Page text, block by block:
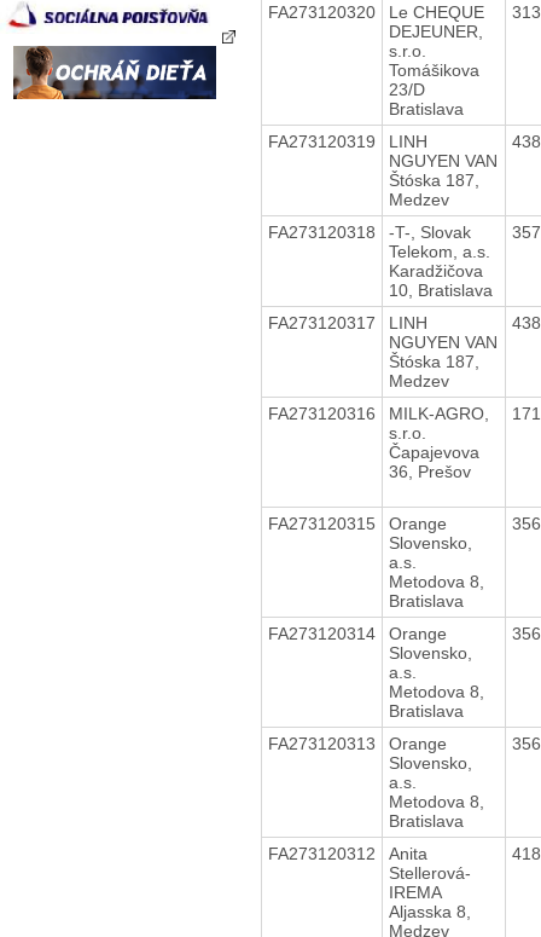
FA273120320
Le CHEQUE
DEJEUNER,
s.r.o.
Tomášikova
23/D
Bratislava
FA273120319
LINH
NGUYEN VAN
Štóska 187,
Medzev
FA273120318
-T-, Slovak
Telekom, a.s.
Karadžičova
10, Bratislava
FA273120317
LINH
NGUYEN VAN
Štóska 187,
Medzev
FA273120316
MILK-AGRO,
s.r.o.
Čapajevova
36, Prešov
FA273120315
Orange
Slovensko,
a.s.
Metodova 8,
Bratislava
FA273120314
Orange
Slovensko,
a.s.
Metodova 8,
Bratislava
FA273120313
Orange
Slovensko,
a.s.
Metodova 8,
Bratislava
FA273120312
Anita
Stellerová-
IREMA
Aljasska 8,
Medzev